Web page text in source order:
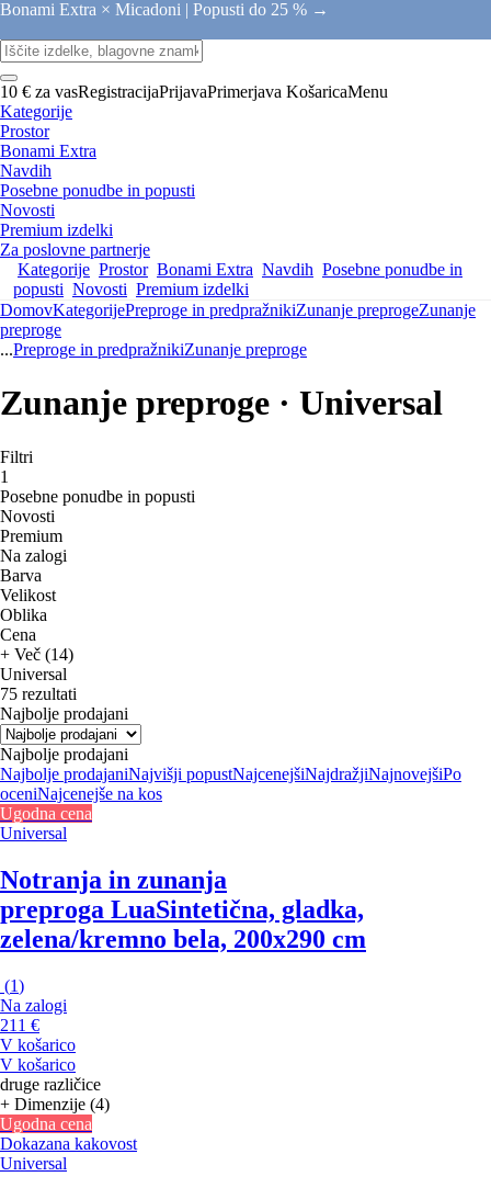
Bonami Extra × Micadoni | Popusti do 25 % →
10 € za vasRegistracijaPrijavaPrimerjava KošaricaMenu
Kategorije
Prostor
Bonami Extra
Navdih
Posebne ponudbe in popusti
Novosti
Premium izdelki
Za poslovne partnerje
Kategorije Prostor Bonami Extra Navdih Posebne ponudbe in
popusti Novosti Premium izdelki
DomovKategorijePreproge in predpražnikiZunanje preprogeZunanje
preproge
...Preproge in predpražnikiZunanje preproge
Zunanje preproge · Universal
Filtri
1
Posebne ponudbe in popusti
Novosti
Premium
Na zalogi
Barva
Velikost
Oblika
Cena
+ Več (14)
Universal
75 rezultati
Najbolje prodajani
Najbolje prodajani
Najbolje prodajaniNajvišji popustNajcenejšiNajdražjiNajnovejšiPo
oceniNajcenejše na kos
Ugodna cena
Universal
Notranja in zunanja
preproga LuaSintetična, gladka,
zelena/kremno bela, 200x290 cm
(1)
Na zalogi
211 €
V košarico
V košarico
druge različice
+ Dimenzije (4)
Ugodna cena
Dokazana kakovost
Universal